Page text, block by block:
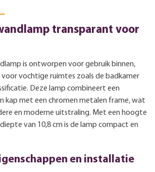
transparant voor
is ontworpen voor gebruik binnen,
vochtige ruimtes zoals de badkamer
Deze lamp combineert een
kap met een chromen metalen frame, wat
en moderne uitstraling. Met een hoogte
van 10,8 cm is de lamp compact en
en installatie